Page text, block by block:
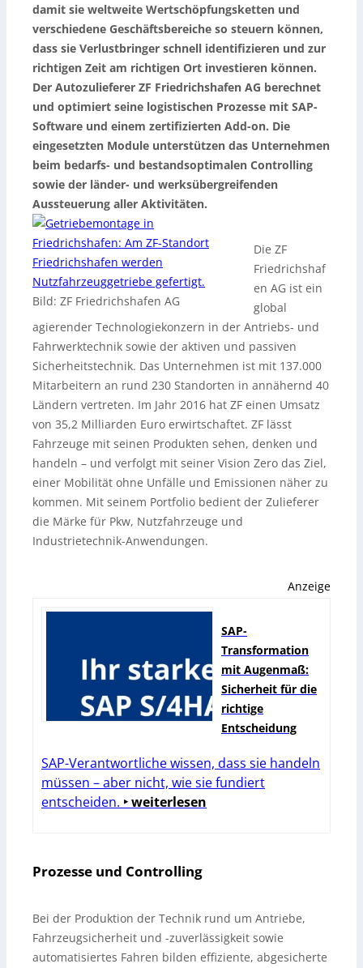
damit sie weltweite Wertschöpfungsketten und
verschiedene Geschäftsbereiche so steuern können,
dass sie Verlustbringer schnell identifizieren und zur
richtigen Zeit am richtigen Ort investieren können.
Der Autozulieferer ZF Friedrichshafen AG berechnet
und optimiert seine logistischen Prozesse mit SAP-
Software und einem zertifizierten Add-on. Die
eingesetzten Module unterstützen das Unternehmen
beim bedarfs- und bestandsoptimalen Controlling
sowie der länder- und werksübergreifenden
Aussteuerung aller Aktivitäten.
Bild: ZF Friedrichshafen AG
Die ZF
Friedrichshaf
en AG ist ein
global
agierender Technologiekonzern in der Antriebs- und
Fahrwerktechnik sowie der aktiven und passiven
Sicherheitstechnik. Das Unternehmen ist mit 137.000
Mitarbeitern an rund 230 Standorten in annähernd 40
Ländern vertreten. Im Jahr 2016 hat ZF einen Umsatz
von 35,2 Milliarden Euro erwirtschaftet. ZF lässt
Fahrzeuge mit seinen Produkten sehen, denken und
handeln – und verfolgt mit seiner Vision Zero das Ziel,
einer Mobilität ohne Unfälle und Emissionen näher zu
kommen. Mit seinem Portfolio bedient der Zulieferer
die Märke für Pkw, Nutzfahrzeuge und
Industrietechnik-Anwendungen.
Anzeige
SAP-
Transformation
mit Augenmaß:
Sicherheit für die
richtige
Entscheidung
SAP-Verantwortliche wissen, dass sie handeln
müssen – aber nicht, wie sie fundiert
entscheiden. ‣ weiterlesen
Prozesse und Controlling
Bei der Produktion der Technik rund um Antriebe,
Fahrzeugsicherheit und -zuverlässigkeit sowie
automatisiertes Fahren bilden effiziente, abgesicherte